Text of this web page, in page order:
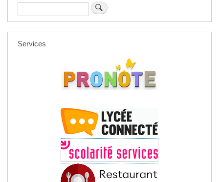
Rechercher
Services